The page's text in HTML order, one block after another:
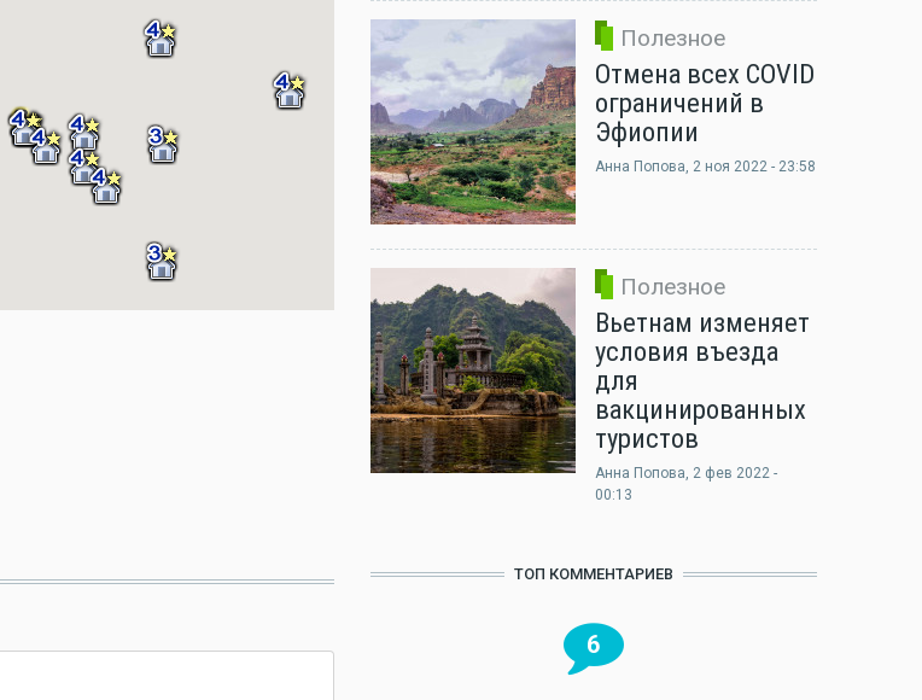
Полезное
Отмена всех COVID
ограничений в
Эфиопии
Анна Попова, 2 ноя 2022 - 23:58
Полезное
Вьетнам изменяет
условия въезда
для
вакцинированных
туристов
Анна Попова, 2 фев 2022 -
00:13
ТОП КОММЕНТАРИЕВ
6